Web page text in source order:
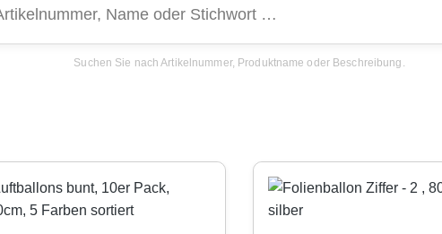
Suchen Sie nach Artikelnummer, Produktname oder Beschreibung.